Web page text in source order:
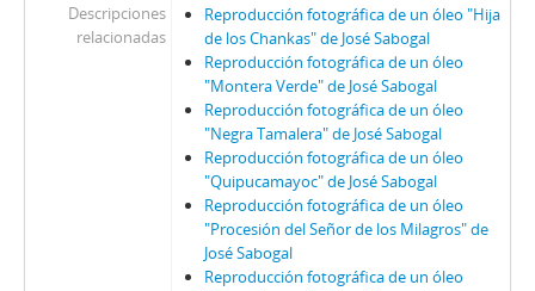
Descripciones
relacionadas
Reproducción fotográfica de un óleo "Hija
de los Chankas" de José Sabogal
Reproducción fotográfica de un óleo
"Montera Verde" de José Sabogal
Reproducción fotográfica de un óleo
"Negra Tamalera" de José Sabogal
Reproducción fotográfica de un óleo
"Quipucamayoc" de José Sabogal
Reproducción fotográfica de un óleo
"Procesión del Señor de los Milagros" de
José Sabogal
Reproducción fotográfica de un óleo